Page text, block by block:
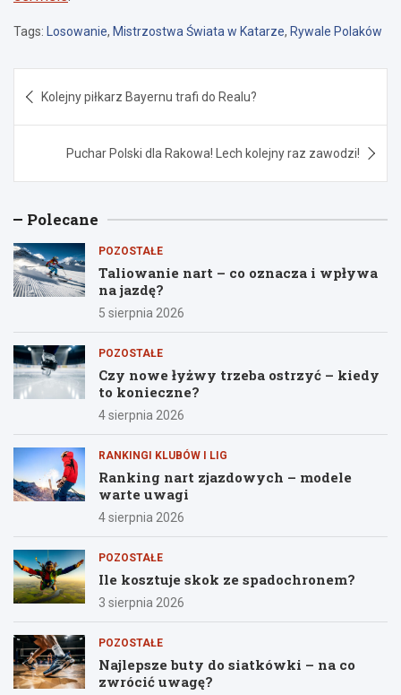
Tags: Losowanie, Mistrzostwa Świata w Katarze, Rywale Polaków
wpisu
Kolejny piłkarz Bayernu trafi do Realu?
Puchar Polski dla Rakowa! Lech kolejny raz zawodzi!
Polecane
POZOSTAŁE
Taliowanie nart – co oznacza i wpływa
na jazdę?
5 sierpnia 2026
POZOSTAŁE
Czy nowe łyżwy trzeba ostrzyć – kiedy
to konieczne?
4 sierpnia 2026
RANKINGI KLUBÓW I LIG
Ranking nart zjazdowych – modele
warte uwagi
4 sierpnia 2026
POZOSTAŁE
Ile kosztuje skok ze spadochronem?
3 sierpnia 2026
POZOSTAŁE
Najlepsze buty do siatkówki – na co
zwrócić uwagę?